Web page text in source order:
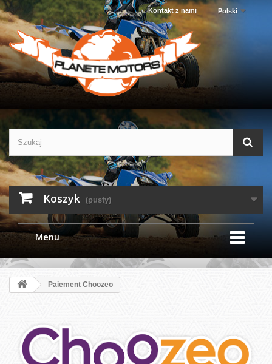
Polski
Kontakt z nami
Koszyk (pusty)
Menu
Paiement Choozeo